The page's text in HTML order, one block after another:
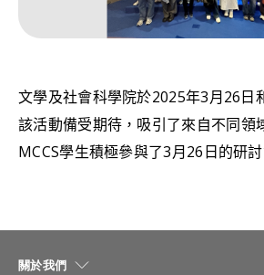
文學及社會科學院於2025年3月26日
該活動備受期待，吸引了來自不同
MCCS學生積極參與了3月26日的研
關於我們